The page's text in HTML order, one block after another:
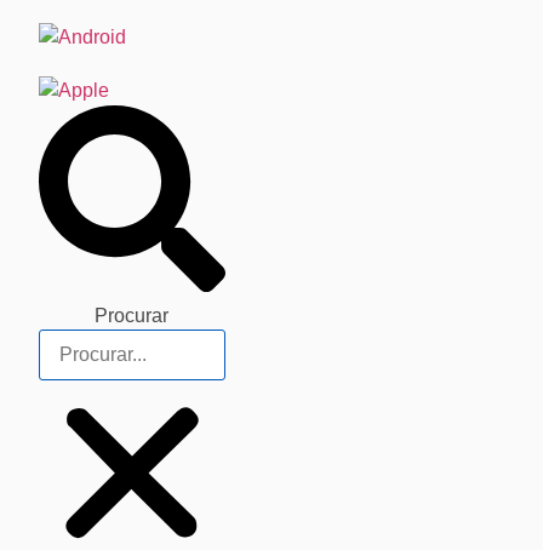
Procurar